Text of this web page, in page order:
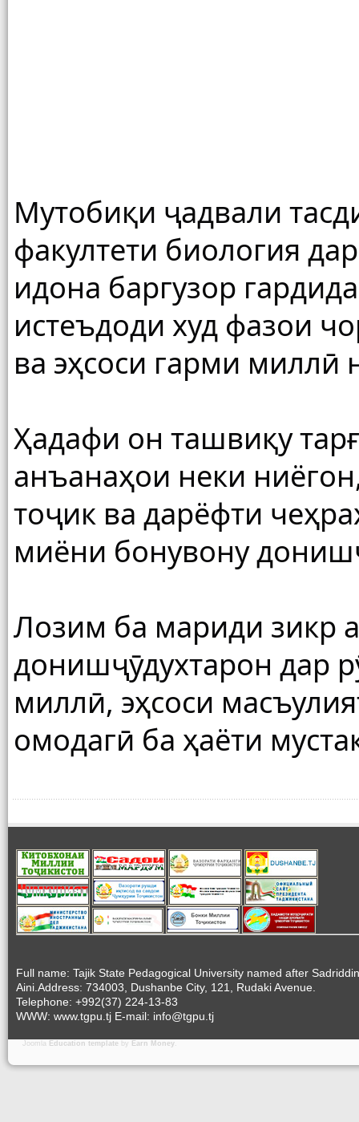
Мутобиқи ҷадвали
факултети биология
идона баргузор
истеъдоди худ фазои
ва эҳсоси гарми миллӣ
Ҳадафи он ташвиқу
анъанаҳои неки
тоҷик ва дарёфти
миёни бонувону
Лозим ба мариди зикр
донишҷӯдухтарон дар
миллӣ, эҳсоси
омодагӣ ба ҳаёти
Full name: Tajik State Pedagogical University named after Sadriddin
Aini.Address: 734003, Dushanbe City, 121, Rudaki Avenue.
Telephone: +992(37) 224-13-83
WWW: www.tgpu.tj E-mail: info@tgpu.tj
Joomla Education template by Earn Money.